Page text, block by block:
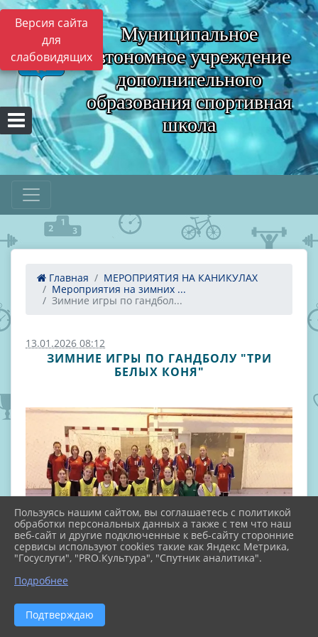
Версия сайта
для
слабовидящих
Муниципальное
автономное учреждение
дополнительного
образования спортивная
школа
Главная
МЕРОПРИЯТИЯ НА КАНИКУЛАХ
Мероприятия на зимних ...
Зимние игры по гандбол...
13.01.2026 08:12
ЗИМНИЕ ИГРЫ ПО ГАНДБОЛУ "ТРИ
БЕЛЫХ КОНЯ"
Пользуясь нашим сайтом, вы соглашаетесь с политикой
обработки персональных данных а также с тем что наш
веб-сайт и другие подключенные к веб-сайту сторонние
сервисы используют cookies такие как Яндекс Метрика,
"Госуслуги", "PRO.Культура", "Спутник аналитика".
Подробнее
Подтверждаю